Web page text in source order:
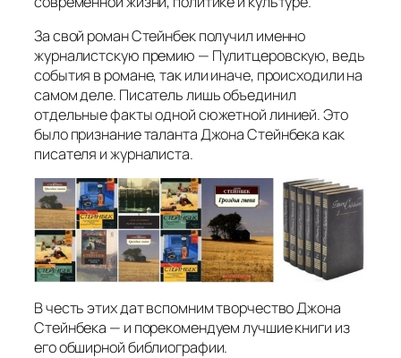
За свой роман Стейнбек получил именно
журналистскую премию — Пулитцеровскую, ведь
события в романе, так или иначе, происходили на
самом деле. Писатель лишь объединил
отдельные факты одной сюжетной линией. Это
было признание таланта Джона Стейнбека как
писателя и журналиста.
В честь этих дат вспомним творчество Джона
Стейнбека — и порекомендуем лучшие книги из
его обширной библиографии.